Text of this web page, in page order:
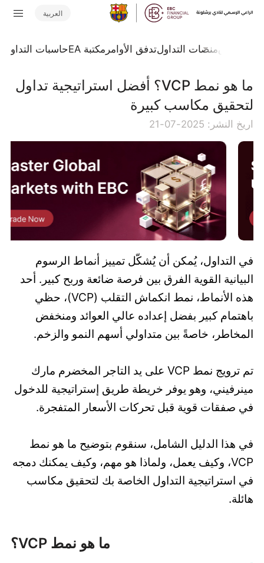
العربية
السوقمنصات التداولتدفق الأوامر مكتبة EA حاسبات التداول
ما هو نمط VCP؟ أفضل استراتيجية تداول
لتحقيق مكاسب كبيرة
اريخ النشر: 2025-07-21
في التداول، يُمكن أن يُشكّل تمييز أنماط الرسوم
البيانية القوية الفرق بين فرصة ضائعة وربح كبير. أحد
هذه الأنماط، نمط انكماش التقلب (VCP)، حظي
باهتمام كبير بفضل إعداده عالي العوائد ومنخفض
المخاطر، خاصةً بين متداولي أسهم النمو والزخم.
تم ترويج نمط VCP على يد التاجر المخضرم مارك
مينرفيني، وهو يوفر خريطة طريق إستراتيجية للدخول
في صفقات قوية قبل تحركات الأسعار المتفجرة.
في هذا الدليل الشامل، سنقوم بتوضيح ما هو نمط
VCP، وكيف يعمل، ولماذا هو مهم، وكيف يمكنك دمجه
في استراتيجية التداول الخاصة بك لتحقيق مكاسب
هائلة.
ما هو نمط VCP؟